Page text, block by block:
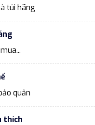
túi hãng
quản
thích